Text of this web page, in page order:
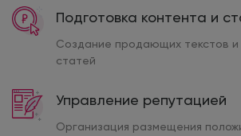
Подготовка контента и
Создание продающих текстов и
статей
Управление репутацией
Организация размещения